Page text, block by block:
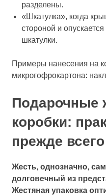
разделены.
«Шкатулка», когда
стороной и
шкатулки.
Примеры нанесения на
микрогофрокартона:
Подарочные
коробки:
прежде всего
Жесть, однозначно,
долговечный из
Жестяная упаковка